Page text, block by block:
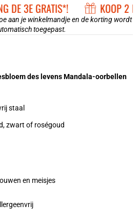
DE 3E GRATIS*! KOOP 2
aan je winkelmandje en de korting wordt
toegepast.
des levens Mandala-oorbellen
staal
zwart of roségoud
en meisjes